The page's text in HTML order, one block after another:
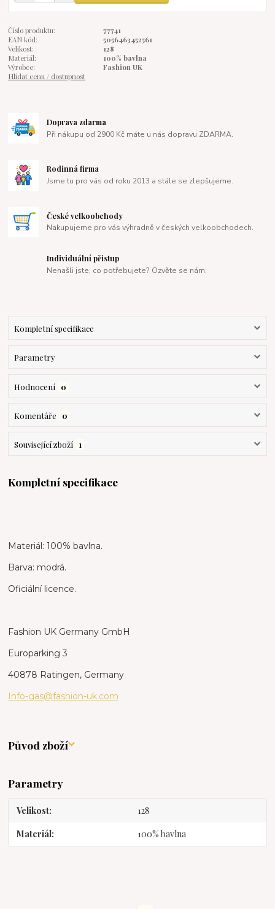
Číslo produktu:
77741
EAN kód:
5056463452561
Velikost:
128
Materiál:
100% bavlna
Výrobce:
Fashion UK
Hlídat cenu / dostupnost
Doprava zdarma
Při nákupu od 2900 Kč máte u nás dopravu ZDARMA.
Rodinná firma
Jsme tu pro vás od roku 2013 a stále se zlepšujeme.
České velkoobchody
Nakupujeme pro vás výhradně v českých velkoobchodech.
Individuální přistup
Nenašli jste, co potřebujete? Ozvěte se nám.
Kompletní specifikace
Parametry
Hodnocení 0
Komentáře 0
Související zboží 1
Kompletní specifikace
Materiál: 100% bavlna.
Barva: modrá.
Oficiální licence.
Fashion UK Germany GmbH
Europarking 3
40878 Ratingen, Germany
Info-gas@fashion-uk.com
Původ zboží
Parametry
Velikost 128
Materiál 100% bavlna